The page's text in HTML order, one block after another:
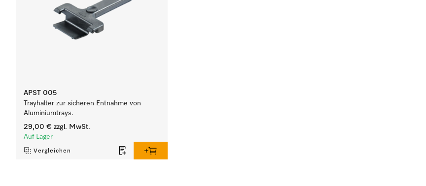
APST 005
Trayhalter zur sicheren Entnahme von
Aluminiumtrays.
29,00 € zzgl. MwSt.
Auf Lager
Vergleichen